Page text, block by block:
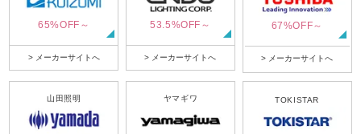
65%OFF～
> メーカーサイトへ
53.5%OFF～
> メーカーサイトへ
67%OFF～
> メーカーサイトへ
山田照明 ヤマギワ TOKISTAR